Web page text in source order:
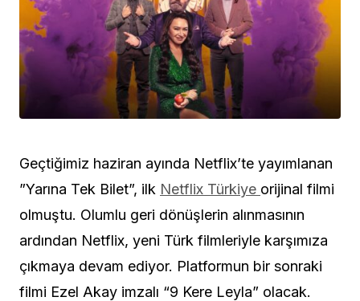
Geçtiğimiz haziran ayında Netflix’te yayımlanan
”Yarına Tek Bilet”, ilk Netflix Türkiye orijinal filmi
olmuştu. Olumlu geri dönüşlerin alınmasının
ardından Netflix, yeni Türk filmleriyle karşımıza
çıkmaya devam ediyor. Platformun bir sonraki
filmi Ezel Akay imzalı “9 Kere Leyla” olacak.